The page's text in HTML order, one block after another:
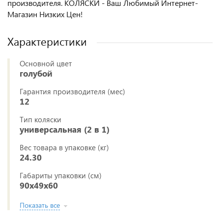
производителя. КОЛЯСКИ - Ваш Любимый Интернет-
Магазин Низких Цен!
Характеристики
Основной цвет
голубой
Гарантия производителя (мес)
12
Тип коляски
универсальная (2 в 1)
Вес товара в упаковке (кг)
24.30
Габариты упаковки (см)
90x49x60
Показать все